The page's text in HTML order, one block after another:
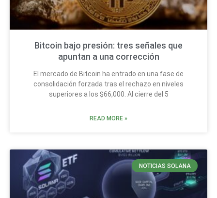
Bitcoin bajo presión: tres señales que
apuntan a una corrección
El mercado de Bitcoin ha entrado en una fase de
consolidación forzada tras el rechazo en niveles
superiores a los $66,000. Al cierre del 5
READ MORE »
NOTICIAS SOLANA